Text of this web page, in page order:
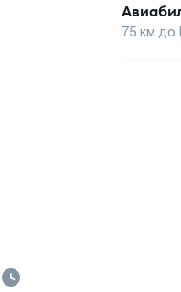
75 км до